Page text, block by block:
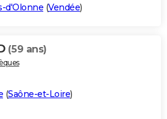
d'Olonne (Vendée)
(59 ans)
(Saône-et-Loire)